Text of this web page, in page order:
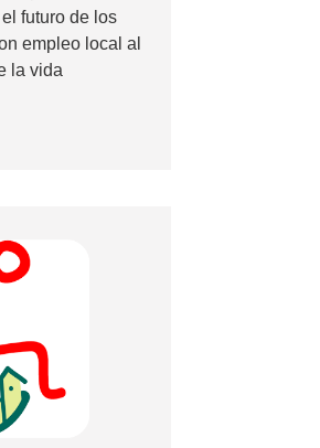
con discapacidad»
futuro de los
empleo local al
la vida